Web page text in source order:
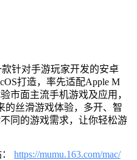
针对手游玩家开发的安卓
打造，率先适配Apple M
市面主流手机游戏及应用，
的丝滑游戏体验，多开、智
同的游戏需求，让你轻松游
https://mumu.163.com/mac/